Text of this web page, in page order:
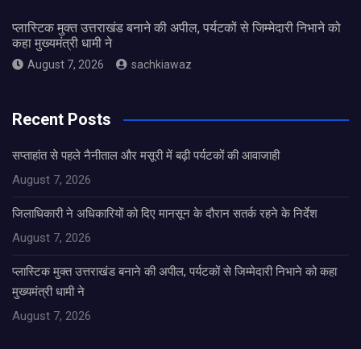
प्लास्टिक मुक्त उत्तराखंड बनाने की अपील, पर्यटकों से जिम्मेदारी निभाने को
कहा मुख्यमंत्री धामी ने
August 7, 2026 sachkiawaz
Recent Posts
सप्ताहांत से पहले नैनीताल और मसूरी में बढ़ी पर्यटकों की आवाजाही
August 7, 2026
जिलाधिकारी ने अधिकारियों को दिए मानसून के दौरान सतर्क रहने के निर्देश
August 7, 2026
प्लास्टिक मुक्त उत्तराखंड बनाने की अपील, पर्यटकों से जिम्मेदारी निभाने को कहा
मुख्यमंत्री धामी ने
August 7, 2026